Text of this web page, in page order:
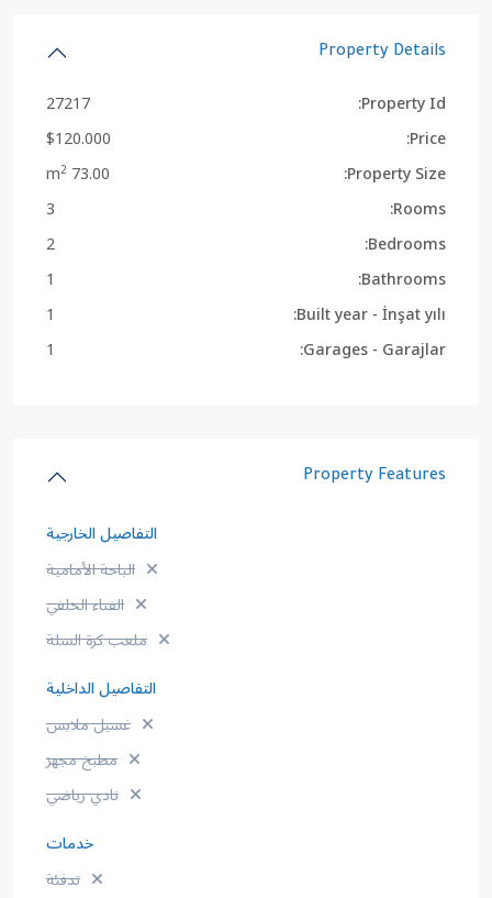
Property Details
Property Id:
27217
Price:
$120.000
Property Size:
73.00 m
2
Rooms:
3
Bedrooms:
2
Bathrooms:
1
Built year - İnşat yılı:
1
Garages - Garajlar:
1
Property Features
التفاصيل الخارجية
الباحة الأمامية
الفناء الخلفي
ملعب كرة السلة
التفاصيل الداخلية
غسيل ملابس
مطبخ مجهز
نادي رياضي
خدمات
تدفئة